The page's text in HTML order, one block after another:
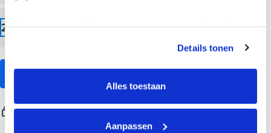
tonen. Je kunt je toestemming op elk moment wijzigen of
intrekken via Cookie instellingen onderaan de pagina. De
lijst met cookies is te vinden in het tabblad “details”.
Details tonen
Alles toestaan
Aanpassen
25 15 Anders
Doneer
Huisnummer